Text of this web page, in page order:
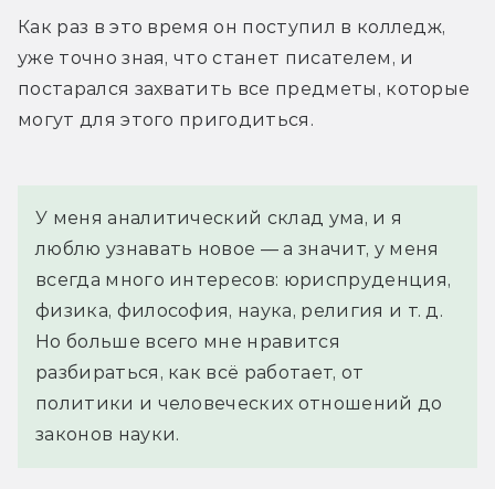
Как раз в это время он поступил в колледж,
уже точно зная, что станет писателем, и
постарался захватить все предметы, которые
могут для этого пригодиться.
У меня аналитический склад ума, и я
люблю узнавать новое — а значит, у меня
всегда много интересов: юриспруденция,
физика, философия, наука, религия и т. д.
Но больше всего мне нравится
разбираться, как всё работает, от
политики и человеческих отношений до
законов науки.